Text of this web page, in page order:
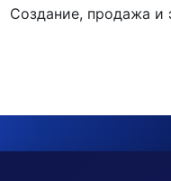
Создание, продажа и